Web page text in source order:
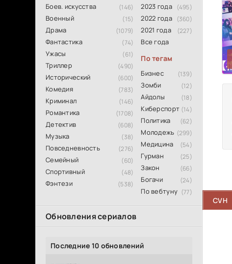
Боев. искусства (146)
Военный (15)
Драма (1079)
Фантастика (74)
Ужасы (61)
Триллер (490)
Исторический (600)
Комедия (783)
Криминал (146)
Романтика (1708)
Детектив (608)
Музыка (38)
Повседневность (276)
Семейный (60)
Спортивный (48)
Фэнтези (538)
2023 года (495)
2022 года (360)
2021 года (227)
Все года
По тегам
Бизнес (139)
Зомби (12)
Айдолы (18)
Киберспорт (14)
Политика (62)
Молодежь (299)
Медицина (54)
Гурман (25)
Закон (66)
Богачи (24)
По вебтуну (77)
Обновления сериалов
Последние 10 обновлений
CVH